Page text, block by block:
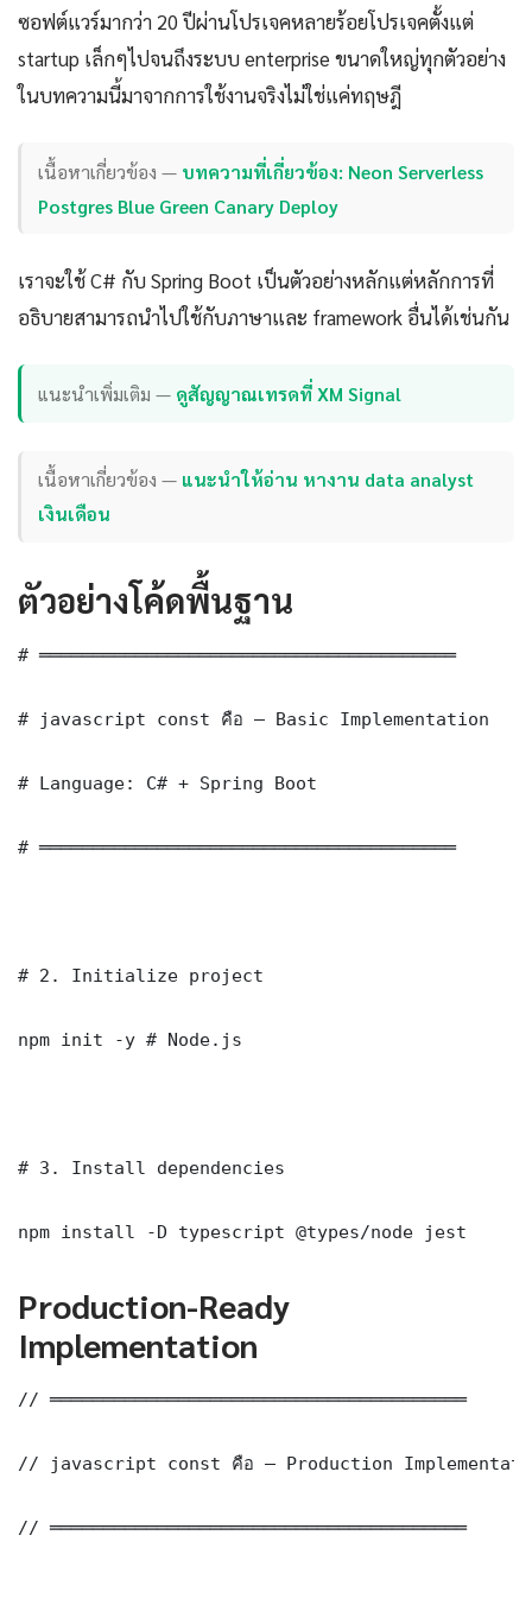
ซอฟต์แวร์มากว่า 20 ปีผ่านโปรเจคหลายร้อยโปรเจคตั้งแต่
startup เล็กๆไปจนถึงระบบ enterprise ขนาดใหญ่ทุกตัวอย่าง
ในบทความนี้มาจากการใช้งานจริงไม่ใช่แค่ทฤษฎี
เนื้อหาเกี่ยวข้อง — บทความที่เกี่ยวข้อง: Neon Serverless
Postgres Blue Green Canary Deploy
เราจะใช้ C# กับ Spring Boot เป็นตัวอย่างหลักแต่หลักการที่
อธิบายสามารถนำไปใช้กับภาษาและ framework อื่นได้เช่นกัน
แนะนำเพิ่มเติม — ดูสัญญาณเทรดที่ XM Signal
เนื้อหาเกี่ยวข้อง — แนะนำให้อ่าน หางาน data analyst
เงินเดือน
ตัวอย่างโค้ดพื้นฐาน
# ═══════════════════════════════════════
# javascript const คือ — Basic Implementation
# Language: C# + Spring Boot
# ═══════════════════════════════════════
# 2. Initialize project
npm init -y # Node.js
# 3. Install dependencies
npm install -D typescript @types/node jest
Production-Ready
Implementation
// ═══════════════════════════════════════
// javascript const คือ — Production
// ═══════════════════════════════════════